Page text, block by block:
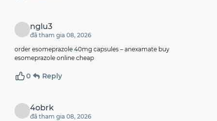
nglu3
đã tham gia 08, 2026
order esomeprazole 40mg capsules – anexamate buy
esomeprazole online cheap
0 Reply
4obrk
đã tham gia 08, 2026